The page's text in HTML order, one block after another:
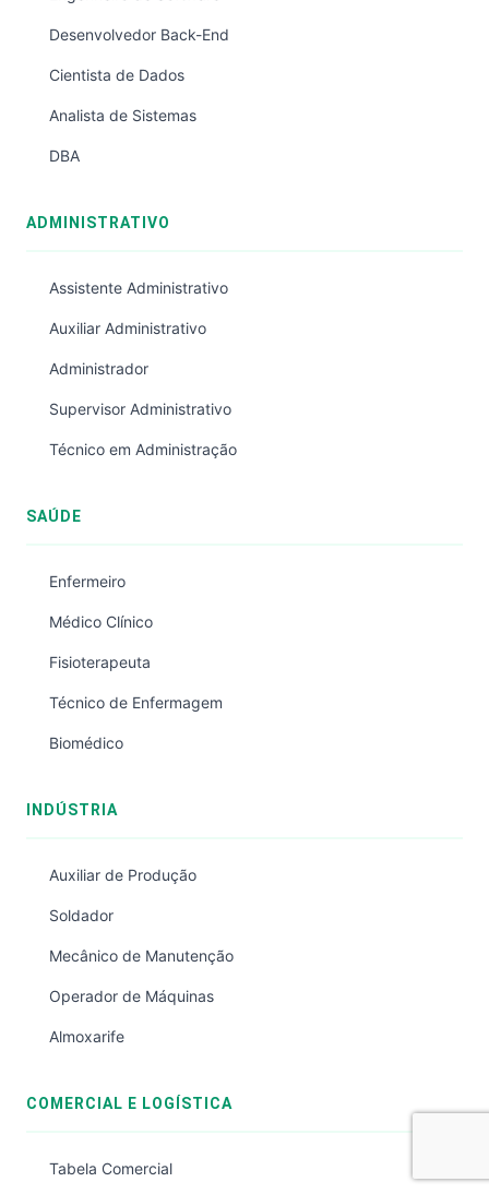
Desenvolvedor Back-End
Cientista de Dados
Analista de Sistemas
DBA
ADMINISTRATIVO
Assistente Administrativo
Auxiliar Administrativo
Administrador
Supervisor Administrativo
Técnico em Administração
SAÚDE
Enfermeiro
Médico Clínico
Fisioterapeuta
Técnico de Enfermagem
Biomédico
INDÚSTRIA
Auxiliar de Produção
Soldador
Mecânico de Manutenção
Operador de Máquinas
Almoxarife
COMERCIAL E LOGÍSTICA
Tabela Comercial